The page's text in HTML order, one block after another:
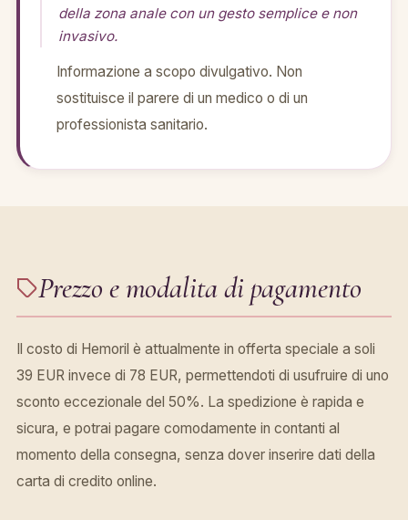
della zona anale con un gesto semplice e non
invasivo.
Informazione a scopo divulgativo. Non
sostituisce il parere di un medico o di un
professionista sanitario.
Prezzo e modalita di pagamento
Il costo di Hemoril è attualmente in offerta speciale a soli
39 EUR invece di 78 EUR, permettendoti di usufruire di uno
sconto eccezionale del 50%. La spedizione è rapida e
sicura, e potrai pagare comodamente in contanti al
momento della consegna, senza dover inserire dati della
carta di credito online.